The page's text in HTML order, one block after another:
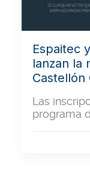
Espaitec
lanzan la
Castellón
Las
programa